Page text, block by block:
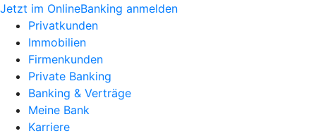
Jetzt im OnlineBanking anmelden
Privatkunden
Immobilien
Firmenkunden
Private Banking
Banking & Verträge
Meine Bank
Karriere